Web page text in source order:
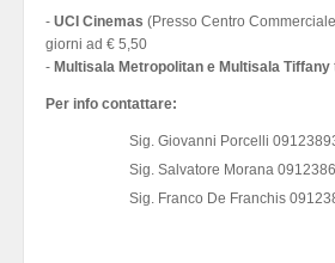
- UCI Cinemas (Presso Centro
giorni ad € 5,50
- Multisala Metropolitan e Multisala Tiffany
Per info contattare:
Sig. Giovanni Porcelli
Sig. Salvatore Morana
Sig. Franco De Franchis